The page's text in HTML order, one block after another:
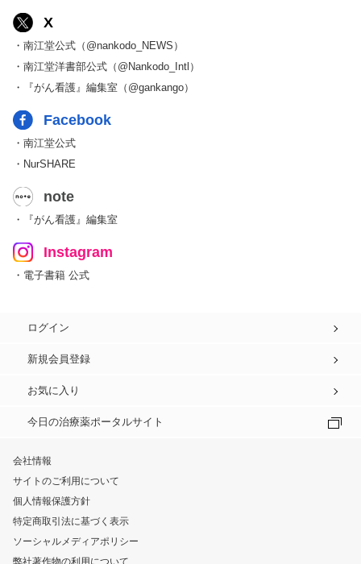
X
・南江堂公式（@nankodo_NEWS）
・南江堂洋書部公式（@Nankodo_Intl）
・『がん看護』編集室（@gankango）
Facebook
・南江堂公式
・NurSHARE
note
・『がん看護』編集室
Instagram
・電子書籍 公式
ログイン
新規会員登録
お気に入り
今日の治療薬ポータルサイト
会社情報
サイトのご利用について
個人情報保護方針
特定商取引法に基づく表示
ソーシャルメディアポリシー
弊社著作物の利用について